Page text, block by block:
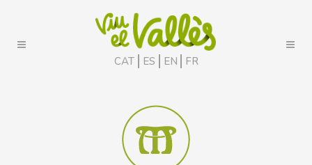
CAT ES EN FR